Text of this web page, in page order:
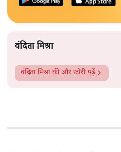
वंदिता मिश्रा
वंदिता मिश्रा की और स्टोरी पढ़ें